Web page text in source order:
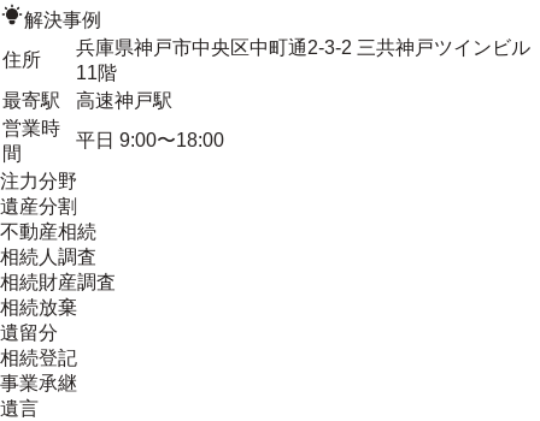
解決事例
住所
兵庫県神戸市中央区中町通2-3-2 三共神戸ツインビル
11階
最寄駅
高速神戸駅
営業時
間
平日 9:00〜18:00
注力分野
遺産分割
不動産相続
相続人調査
相続財産調査
相続放棄
遺留分
相続登記
事業承継
遺言